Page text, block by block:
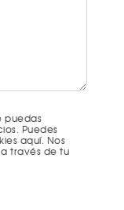
puedas
Puedes
aquí. Nos
través de tu